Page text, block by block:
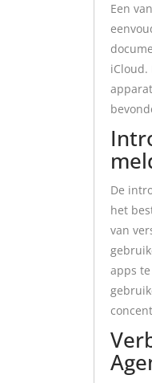
Een
De
het
van
apps